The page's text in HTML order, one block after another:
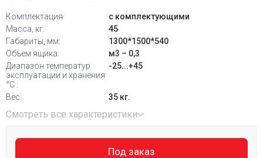
Комплектация:
с комплектующими
Масса, кг:
45
Габариты, мм:
1300*1500*540
Объем ящика:
м3 – 0,3
Диапазон температур
эксплуатации и хранения
°С :
-25...+45
Вес: 35 кг.
Смотреть все характеристики
Под заказ